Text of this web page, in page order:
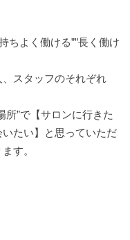
ちよく働ける””長く働け
スタッフのそれぞれ
所”で【サロンに行きた
たい】と思っていただ
す。